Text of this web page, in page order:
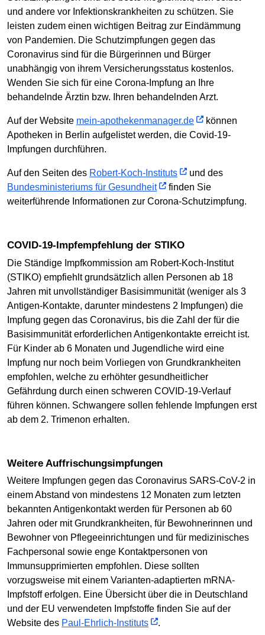
und andere vor Infektionskrankheiten zu schützen. Sie
leisten zudem einen wichtigen Beitrag zur Eindämmung
von Pandemien. Die Schutzimpfungen gegen das
Coronavirus sind für die Bürgerinnen und Bürger
unabhängig von ihrem Versicherungsstatus kostenlos.
Wenden Sie sich für eine Corona-Impfung an Ihre
behandelnde Ärztin bzw. Ihren behandelnden Arzt.
Auf der Website mein-apothekenmanager.de
können
Apotheken in Berlin aufgelistet werden, die Covid-19-
Impfungen durchführen.
Auf den Seiten des Robert-Koch-Instituts
und des
Bundesministeriums für Gesundheit
finden Sie
weiterführende Informationen zur Corona-Schutzimpfung.
COVID-19-Impfempfehlung der STIKO
Die Ständige Impfkommission am Robert-Koch-Institut
(STIKO) empfiehlt grundsätzlich allen Personen ab 18
Jahren mit unvollständiger Basisimmunität (weniger als 3
Antigen-Kontakte, darunter mindestens 2 Impfungen) die
Impfung gegen das Coronavirus, bis die Zahl der für die
Basisimmunität erforderlichen Antigenkontakte erreicht ist.
Für Kinder ab 6 Monaten und Jugendliche wird eine
Impfung nur noch beim Vorliegen von Grundkrankheiten
empfohlen, welche zu erhöhter gesundheitlicher
Gefährdung durch einen schweren COVID-19-Verlauf
führen können. Schwangere sollen fehlende Impfungen erst
ab dem 2. Trimenon erhalten.
Weitere Auffrischungsimpfungen
Weitere Impfungen gegen das Coronavirus SARS-CoV-2 in
einem Abstand von mindestens 12 Monaten zum letzten
bekannten Antigenkontakt werden für Personen ab 60
Jahren oder mit Grundkrankheiten, für Bewohnerinnen und
Bewohner von Pflegeeinrichtungen und für medizinisches
Fachpersonal sowie enge Kontaktpersonen von
Immunsupprimierten empfohlen. Diese sollten
vorzugsweise mit einem Varianten-adaptierten mRNA-
Impfstoff erfolgen. Eine Übersicht über die in Deutschland
und der EU verwendeten Impfstoffe finden Sie auf der
Website des Paul-Ehrlich-Instituts .